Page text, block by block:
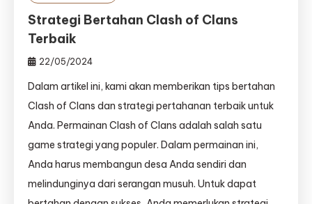
Strategi Bertahan Clash of Clans
Terbaik
22/05/2024
Dalam artikel ini, kami akan memberikan tips bertahan
Clash of Clans dan strategi pertahanan terbaik untuk
Anda. Permainan Clash of Clans adalah salah satu
game strategi yang populer. Dalam permainan ini,
Anda harus membangun desa Anda sendiri dan
melindunginya dari serangan musuh. Untuk dapat